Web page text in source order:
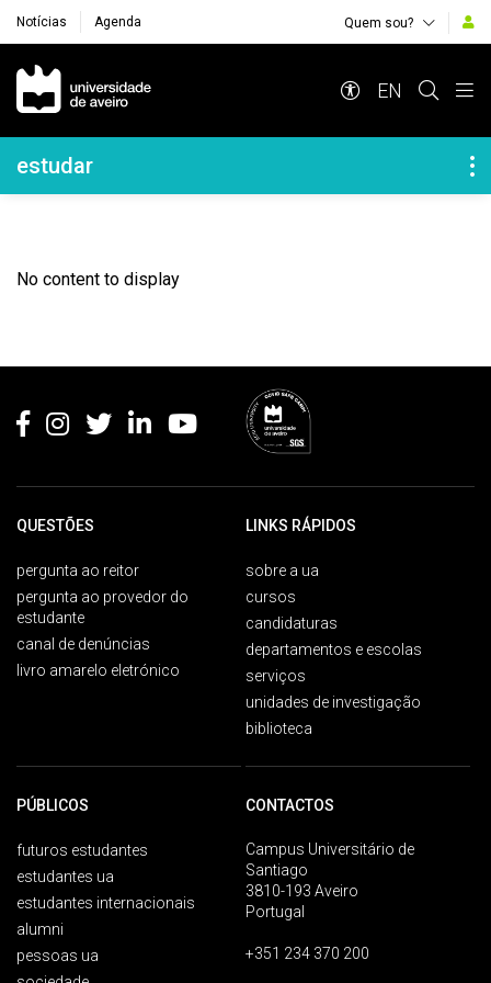
Notícias Agenda Quem sou?
Navegação Principal
EN
Navegação Lateral
estudar
No content to display
QUESTÕES
pergunta ao reitor
pergunta ao provedor do
estudante
canal de denúncias
livro amarelo eletrónico
LINKS RÁPIDOS
sobre a ua
cursos
candidaturas
departamentos e escolas
serviços
unidades de investigação
biblioteca
PÚBLICOS
futuros estudantes
estudantes ua
estudantes internacionais
alumni
pessoas ua
CONTACTOS
Campus Universitário de
Santiago
3810-193 Aveiro
Portugal
+351 234 370 200